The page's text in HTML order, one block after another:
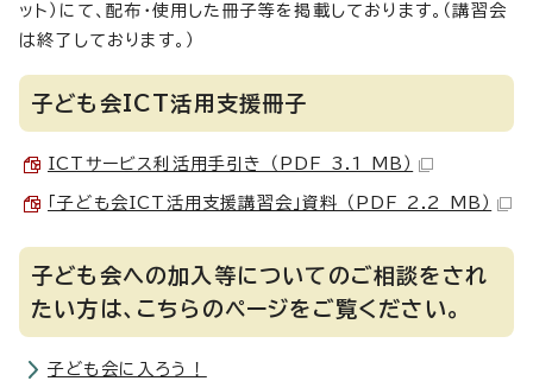
ット）にて、配布・使用した冊子等を掲載しております。（講習会
は終了しております。）
子ども会ICT活用支援冊子
ICTサービス利活用手引き （PDF 3.1 MB）
「子ども会ICT活用支援講習会」資料 （PDF 2.2 MB）
子ども会への加入等についてのご相談をされ
たい方は、こちらのページをご覧ください。
子ども会に入ろう！